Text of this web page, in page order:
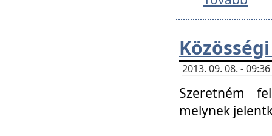
2013. 09. 08. -
Szeretném
melynek